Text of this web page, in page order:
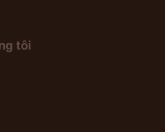
tôi